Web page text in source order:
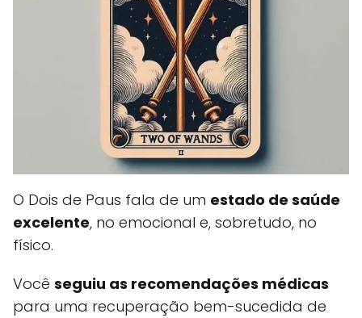
O Dois de Paus fala de um estado de saúde
excelente, no emocional e, sobretudo, no
físico.
Você seguiu as recomendações médicas
para uma recuperação bem-sucedida de